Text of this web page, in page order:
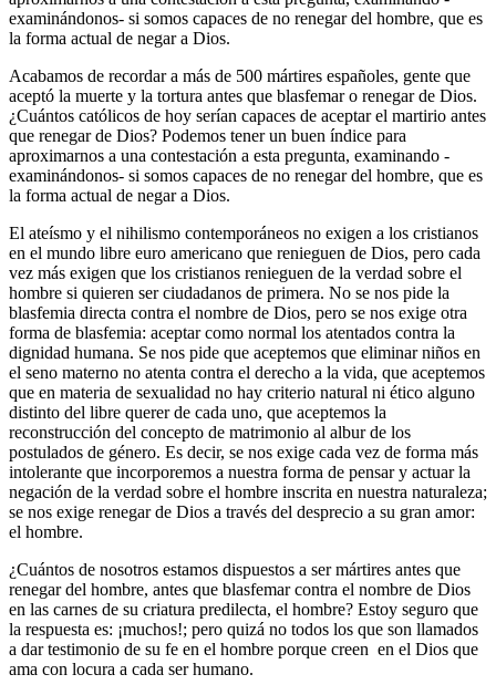
examinándonos- si somos capaces de no renegar del hombre, que es
la forma actual de negar a Dios.
Acabamos de recordar a más de 500 mártires españoles, gente que
aceptó la muerte y la tortura antes que blasfemar o renegar de Dios.
¿Cuántos católicos de hoy serían capaces de aceptar el martirio antes
que renegar de Dios? Podemos tener un buen índice para
aproximarnos a una contestación a esta pregunta, examinando -
examinándonos- si somos capaces de no renegar del hombre, que es
la forma actual de negar a Dios.
El ateísmo y el nihilismo contemporáneos no exigen a los cristianos
en el mundo libre euro americano que renieguen de Dios, pero cada
vez más exigen que los cristianos renieguen de la verdad sobre el
hombre si quieren ser ciudadanos de primera. No se nos pide la
blasfemia directa contra el nombre de Dios, pero se nos exige otra
forma de blasfemia: aceptar como normal los atentados contra la
dignidad humana. Se nos pide que aceptemos que eliminar niños en
el seno materno no atenta contra el derecho a la vida, que aceptemos
que en materia de sexualidad no hay criterio natural ni ético alguno
distinto del libre querer de cada uno, que aceptemos la
reconstrucción del concepto de matrimonio al albur de los
postulados de género. Es decir, se nos exige cada vez de forma más
intolerante que incorporemos a nuestra forma de pensar y actuar la
negación de la verdad sobre el hombre inscrita en nuestra naturaleza;
se nos exige renegar de Dios a través del desprecio a su gran amor:
el hombre.
¿Cuántos de nosotros estamos dispuestos a ser mártires antes que
renegar del hombre, antes que blasfemar contra el nombre de Dios
en las carnes de su criatura predilecta, el hombre? Estoy seguro que
la respuesta es: ¡muchos!; pero quizá no todos los que son llamados
a dar testimonio de su fe en el hombre porque creen en el Dios que
ama con locura a cada ser humano.